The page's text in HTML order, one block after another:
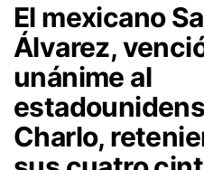
El mexicano
Álvarez,
unánime al
Charlo,